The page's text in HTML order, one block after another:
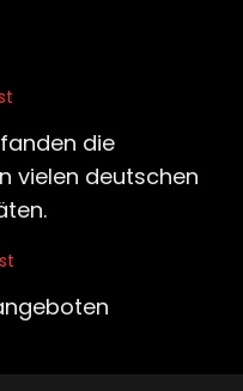
fanden die
vielen deutschen